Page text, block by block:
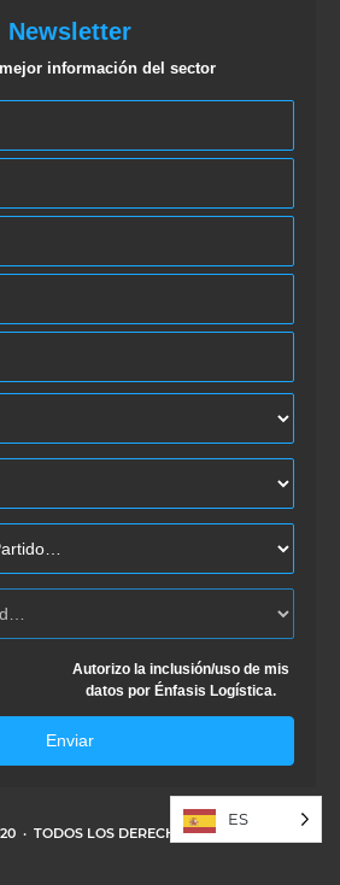
Newsletter
información del sector
Autorizo la inclusión/uso de mis
datos por Énfasis Logística.
Enviar
· TODOS LOS DERECHOS RESERVADOS
ES